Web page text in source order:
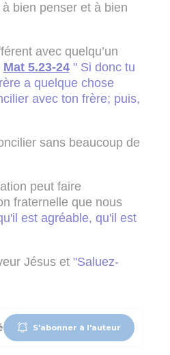
bien penser et à bien
avec quelqu’un
Mat 5.23-24 " Si donc tu
a quelque chose
avec ton frère; puis,
sans beaucoup de
peut faire
fraternelle que nous
est agréable, qu'il est
Jésus et "Saluez-
S'abonner à l'auteur